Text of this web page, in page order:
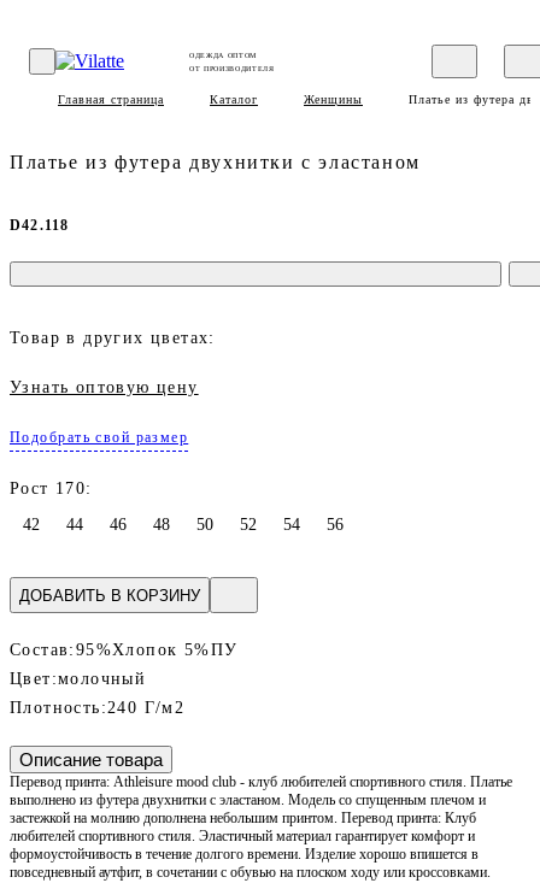
ОДЕЖДА ОПТОМ
ОТ ПРОИЗВОДИТЕЛЯ
Главная страница Каталог Женщины Платье из футера
Платье из футера двухнитки с эластаном
D42.118
Товар в других цветах:
Узнать оптовую цену
Подобрать свой размер
Рост 170:
42
44 46 48 50 52 54 56
ДОБАВИТЬ В КОРЗИНУ
Состав: 95%Хлопок 5%ПУ
Цвет:молочный
Плотность:240 Г/м2
Описание товара
Перевод принта: Athleisure mood club - клуб любителей спортивного стиля. Платье
выполнено из футера двухнитки с эластаном. Модель со спущенным плечом и
застежкой на молнию дополнена небольшим принтом. Перевод принта: Клуб
любителей спортивного стиля. Эластичный материал гарантирует комфорт и
формоустойчивость в течение долгого времени. Изделие хорошо впишется в
повседневный аутфит, в сочетании с обувью на плоском ходу или кроссовками.